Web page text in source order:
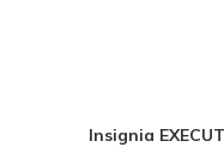
Insignia